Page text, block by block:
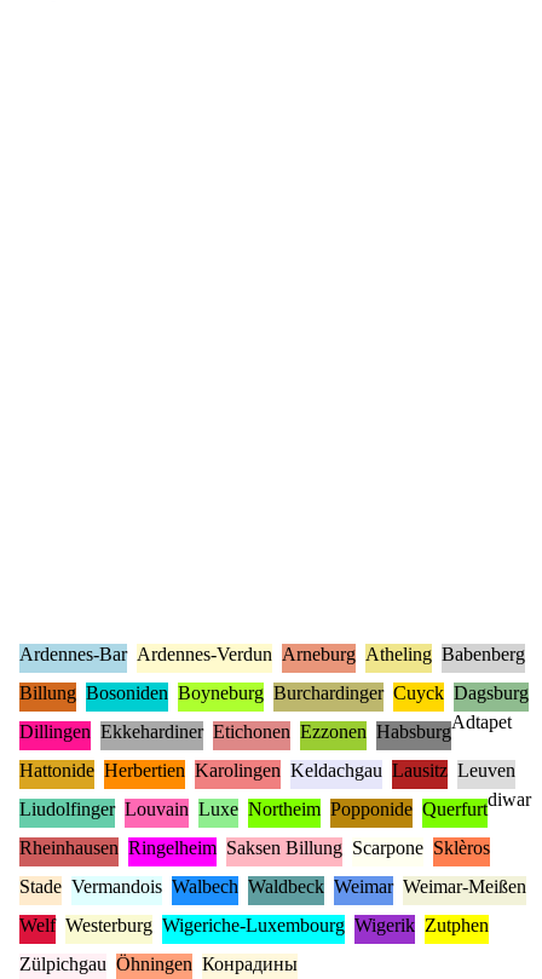
Ardennes-Bar Ardennes-Verdun Arneburg Atheling Babenberg
Billung Bosoniden Boyneburg Burchardinger Cuyck Dagsburg
Dillingen Ekkehardiner Etichonen Ezzonen Habsburg
Hattonide Herbertien Karolingen Keldachgau Lausitz Leuven
Liudolfinger Louvain Luxe Northeim Popponide Querfurt
Rheinhausen Ringelheim Saksen Billung Scarpone Sklèros
Stade Vermandois Walbech Waldbeck Weimar Weimar-Meißen
Welf Westerburg Wigeriche-Luxembourg Wigerik Zutphen
Zülpichgau Öhningen Конрадины
Adtapet
diwar